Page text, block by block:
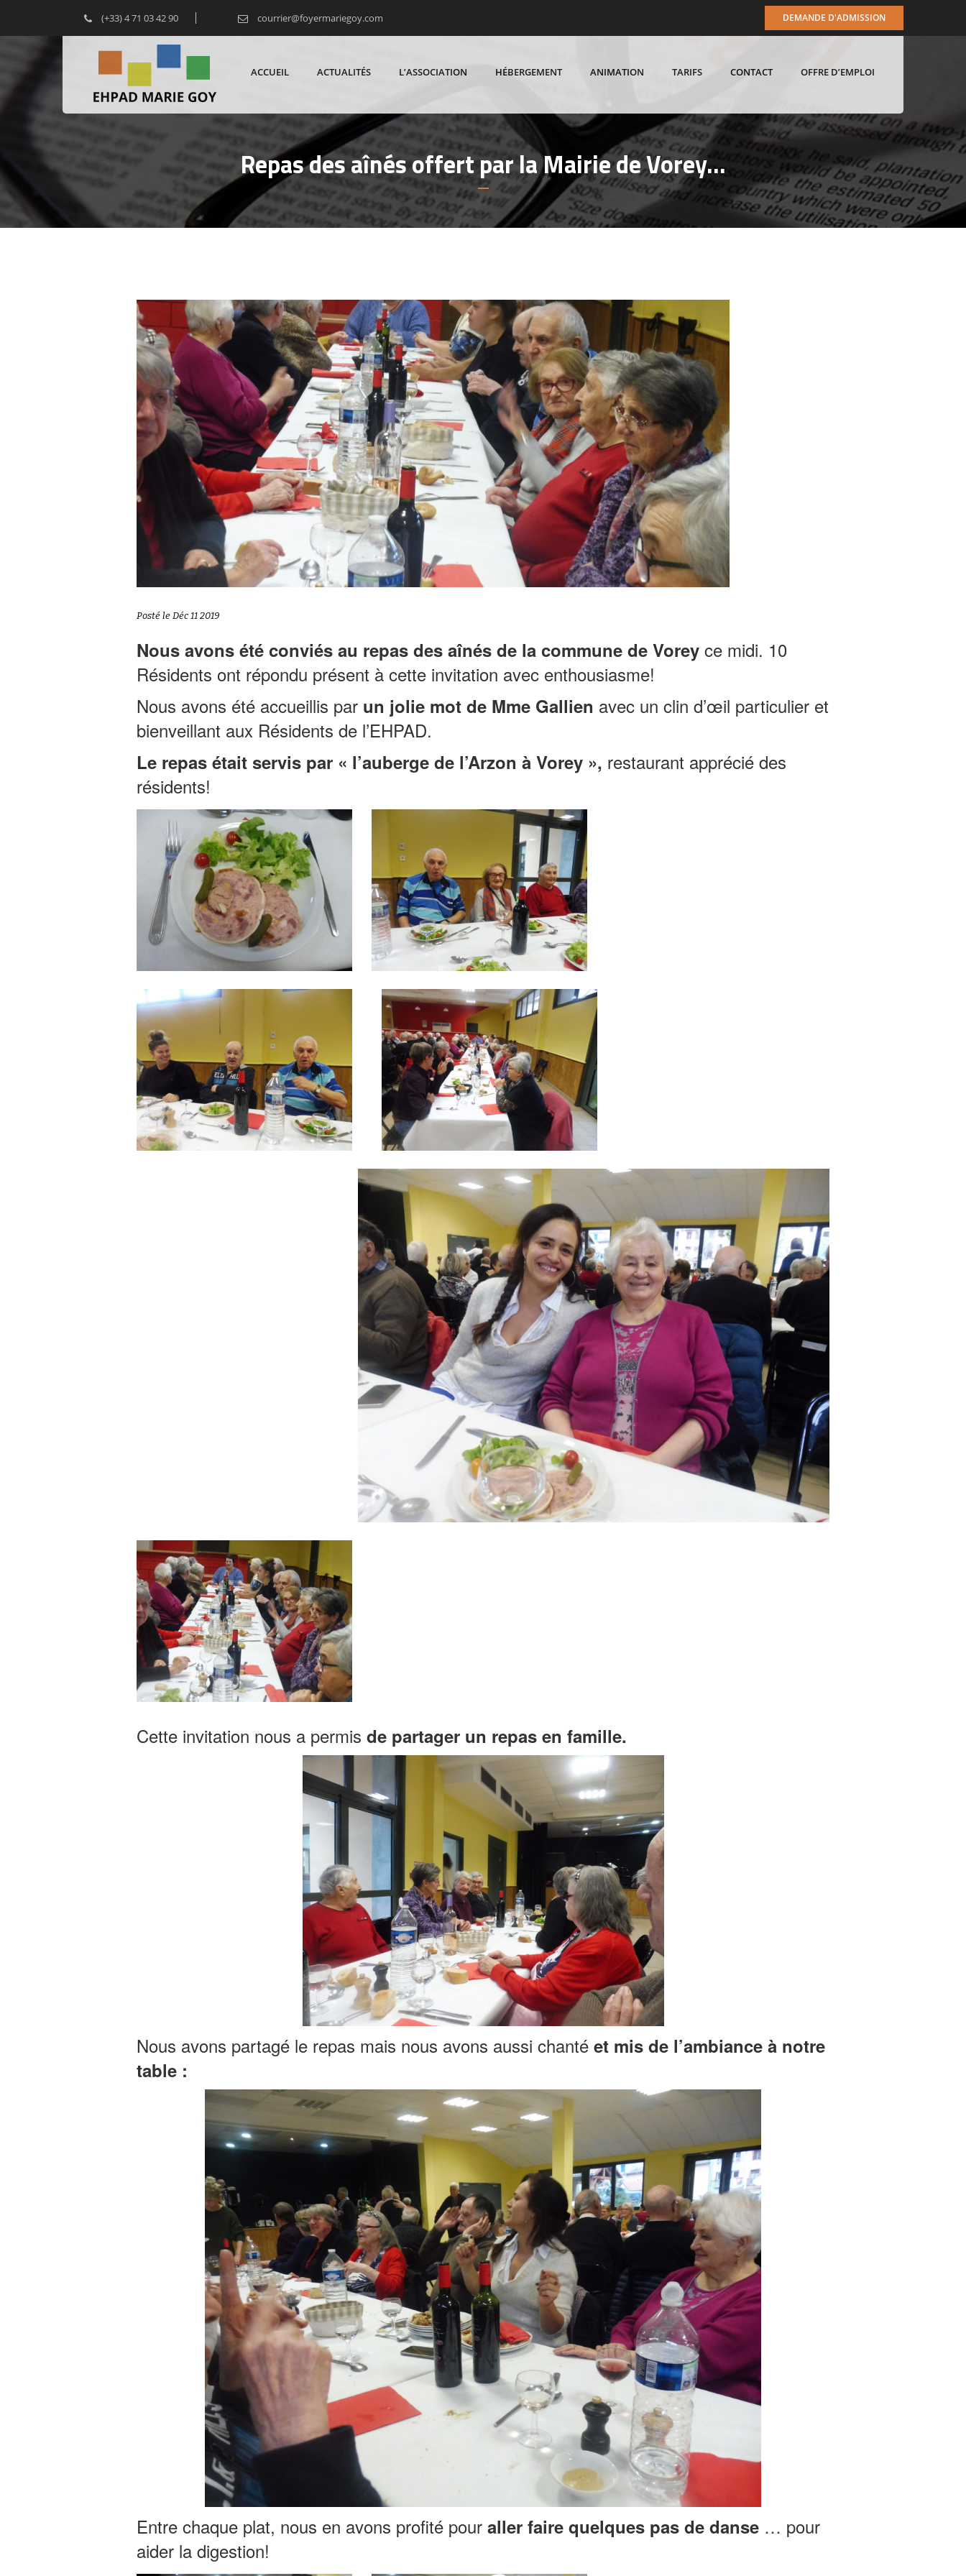
(+33) 4 71 03 42 90 courrier@foyermariegoy.com DEMANDE D'ADMISSION
ACCUEIL ACTUALITÉS L’ASSOCIATION HÉBERGEMENT ANIMATION TARIFS CONTACT OFFRE D’EMPLOI
Repas des aînés offert par la Mairie de Vorey…
Posté le Déc 11 2019
Nous avons été conviés au repas des aînés de la commune de Voreyce midi. 10
Résidents ont répondu présent à cette invitation avec enthousiasme!
Nous avons été accueillis par un jolie mot de Mme Gallien avec un clin d’œil particulier et
bienveillant aux Résidents de l’EHPAD.
Le repas était servis par « l’auberge de l’Arzon à Vorey », restaurant apprécié des
résidents!
Cette invitation nous a permis de partager un repas en famille.
Nous avons partagé le repas mais nous avons aussi chanté et mis de l’ambiance à notre
table :
Entre chaque plat, nous en avons profité pour aller faire quelques pas de danse… pour
aider la digestion!